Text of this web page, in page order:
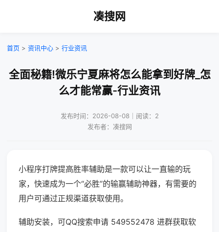
凑搜网
首页 > 资讯中心 > 行业资讯
全面秘籍!微乐宁夏麻将怎么能拿到好牌_怎
么才能常赢-行业资讯
发布时间：2026-08-08｜阅读：2
发布者：凑搜网
小程序打牌提高胜率辅助是一款可以让一直输的玩
家，快速成为一个“必胜”的输赢辅助神器，有需要的
用户可通过正规渠道获取使用。
辅助安装，可QQ搜索申请 549552478 进群获取软